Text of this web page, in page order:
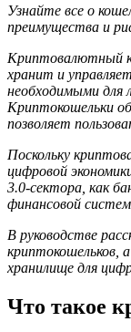
Узнайте все о
преимущества и
Криптовалютный
хранит и
необходимыми для
Криптокошельки
позволяет
Поскольку
цифровой
3.0-сектора, как
финансовой
В руководстве
криптокошельков,
хранилище для
Что такое